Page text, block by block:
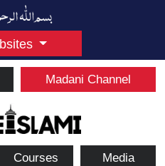
Madani Channel
Courses Media